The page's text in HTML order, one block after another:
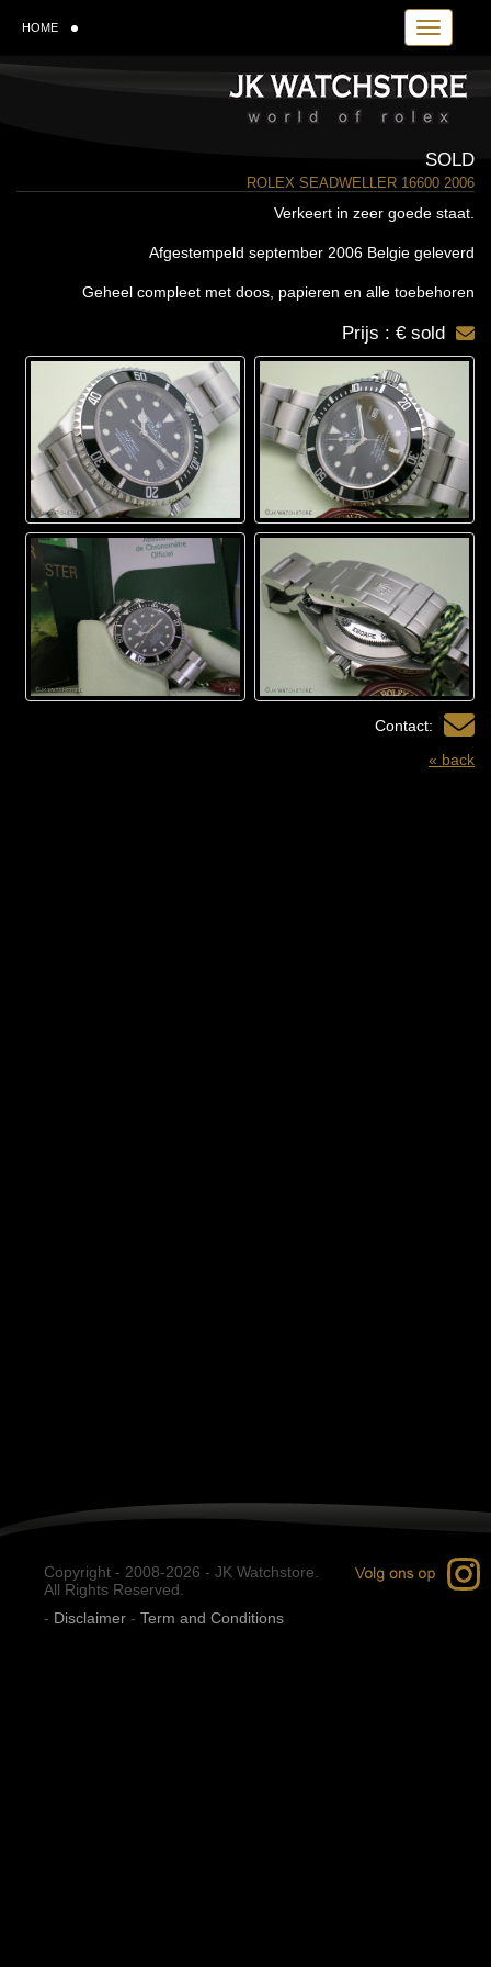
Toggle
HOME
SOLD
ROLEX SEADWELLER 16600 2006
Verkeert in zeer goede staat.
Afgestempeld september 2006 Belgie geleverd
Geheel compleet met doos, papieren en alle toebehoren
Prijs : € sold
Contact:
« back
Copyright - 2008-2026 - JK Watchstore.
All Rights Reserved.
- Disclaimer - Term and Conditions